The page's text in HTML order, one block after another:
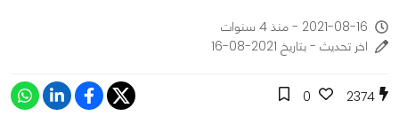
2021-08-16 - منذ 4 سنوات
اخر تحديث - بتاريخ 2021-08-16
2374
0